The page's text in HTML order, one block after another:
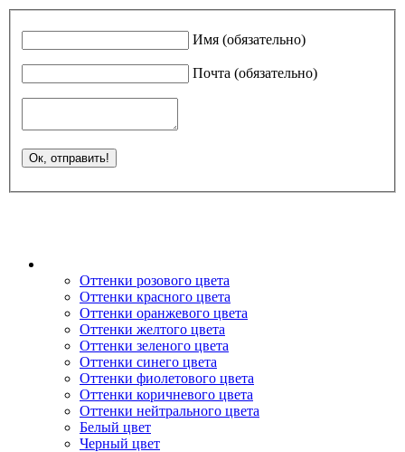
Имя (обязательно)
Почта (обязательно)
Оттенки розового цвета
Оттенки красного цвета
Оттенки оранжевого цвета
Оттенки желтого цвета
Оттенки зеленого цвета
Оттенки синего цвета
Оттенки фиолетового цвета
Оттенки коричневого цвета
Оттенки нейтрального цвета
Белый цвет
Черный цвет